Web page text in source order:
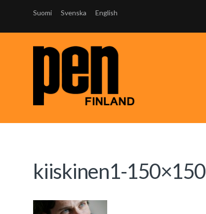
Suomi Svenska English
kiiskinen1-150×150